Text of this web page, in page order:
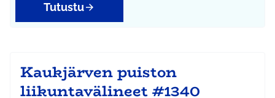
Tutustu
Kaukjärven puiston
liikuntavälineet #1340